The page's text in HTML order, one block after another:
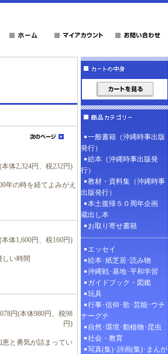
本体2,324円、税232円)
年の時を経てよみがえ
本体1,600円、税160円)
い時間
円(本体980円、税98
円)
と勇気が詰まってい
一般書籍（沖縄時事出版
発行）
絵本（沖縄時事出版発
行）
教材・資料集（沖縄時事
出版発行）
本土復帰５０周年企画
蔵出し本
お取り寄せ書籍
エッセイ
絵本･紙芝居･読み物
沖縄戦･基地･平和学習
ガイドブック・図鑑
玩具
行事･信仰･歌･芸能･ウチ
ナーグチ
自然･環境･動植物･昆虫
社会・教育
写真(集)･詩画(集)･まんが